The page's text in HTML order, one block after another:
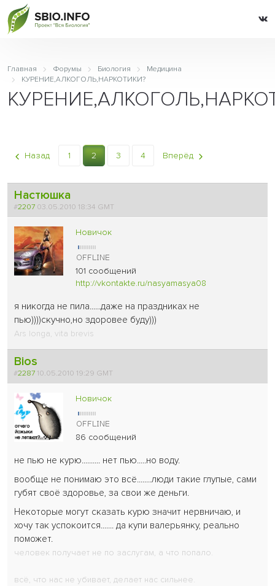
Главная Форумы Биология
Медицина
КУРЕНИЕ,АЛКОГОЛЬ,НАРКОТИКИ?
Назад 1 2 3 4 Вперёд
Настюшка
#2207 03.05.2010 18:34 GMT
Новичок
101 сообщений
http://vkontakte.ru/nasyamasya08
я никогда не пила......даже на праздниках не
пью))))скучно,но здоровее буду)))
Ars longa, vita brevis
Bios
#2287 10.05.2010 19:29 GMT
Новичок
86 сообщений
не пью не курю.......... нет пью.....но воду.
вообще не понимаю это всё........люди такие глупые, сами
губят своё здоровье, за свои же деньги.
Некоторые могут сказать курю значит нервничаю, и
хочу так успокоится....... да купи валерьянку, реально
поможет.
человек получает не по заслугам, а что попало.
всё, что нас не убивает, делает нас сильнее.